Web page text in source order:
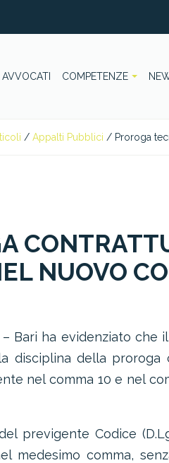
AVVOCATI COMPETENZE
/ Appalti Pubblici / Proroga
NUOVO
Bari ha evidenziato che
disciplina della proroga
nel comma 10 e nel
previgente Codice
medesimo comma,